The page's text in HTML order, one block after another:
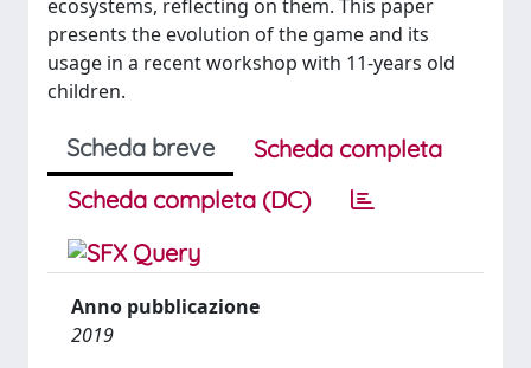
ecosystems, reflecting on them. This paper
presents the evolution of the game and its
usage in a recent workshop with 11-years old
children.
Scheda breve
Scheda completa
Scheda completa (DC)
Anno pubblicazione
2019